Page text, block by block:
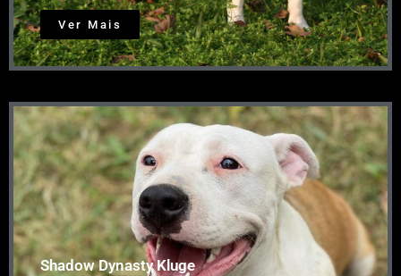
Ver Mais
Shadow Dynasty Kluge